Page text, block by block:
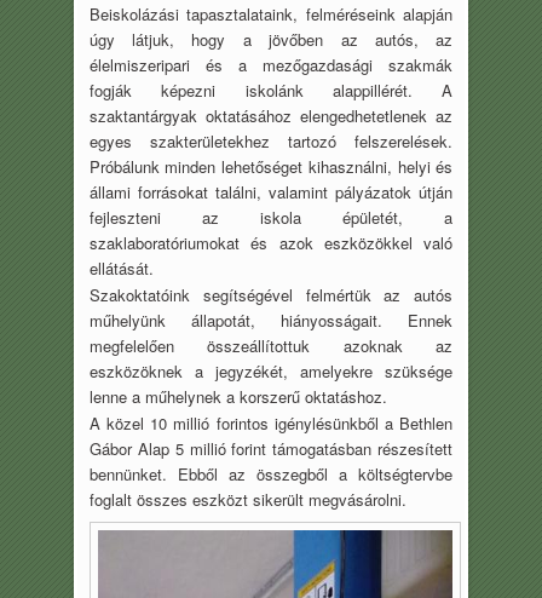
Beiskolázási tapasztalataink, felméréseink alapján
úgy látjuk, hogy a jövőben az autós, az
élelmiszeripari és a mezőgazdasági szakmák
fogják képezni iskolánk alappillérét. A
szaktantárgyak oktatásához elengedhetetlenek az
egyes szakterületekhez tartozó felszerelések.
Próbálunk minden lehetőséget kihasználni, helyi és
állami forrásokat találni, valamint pályázatok útján
fejleszteni az iskola épületét, a
szaklaboratóriumokat és azok eszközökkel való
ellátását.
Szakoktatóink segítségével felmértük az autós
műhelyünk állapotát, hiányosságait. Ennek
megfelelően összeállítottuk azoknak az
eszközöknek a jegyzékét, amelyekre szüksége
lenne a műhelynek a korszerű oktatáshoz.
A közel 10 millió forintos igénylésünkből a Bethlen
Gábor Alap 5 millió forint támogatásban részesített
bennünket. Ebből az összegből a költségtervbe
foglalt összes eszközt sikerült megvásárolni.